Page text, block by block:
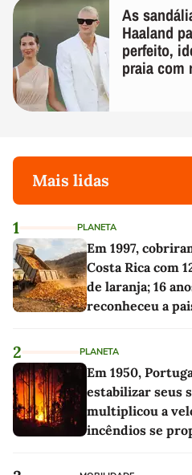
As
Haaland
perfeito,
praia com
Mais lidas
1 PLANETA
Em 1997,
Costa Rica com
de laranja; 16
reconheceu a
2 PLANETA
Em 1950,
estabilizar seus
multiplicou a
incêndios se